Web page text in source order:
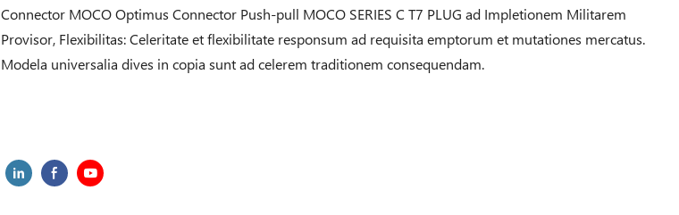
Connector MOCO Optimus Connector Push-pull MOCO SERIES C T7 PLUG ad Impletionem Militarem
Provisor, Flexibilitas: Celeritate et flexibilitate responsum ad requisita emptorum et mutationes mercatus.
Modela universalia dives in copia sunt ad celerem traditionem consequendam.